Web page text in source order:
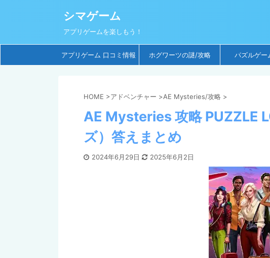
シマゲーム
アプリゲームを楽しもう！
アプリゲーム 口コミ情報 ホグワーツの謎/攻略 パズルゲー
HOME >アドベンチャー >AE Mysteries/攻略 >
AE Mysteries 攻略 PUZZLE
ズ）答えまとめ
2024年6月29日 2025年6月2日